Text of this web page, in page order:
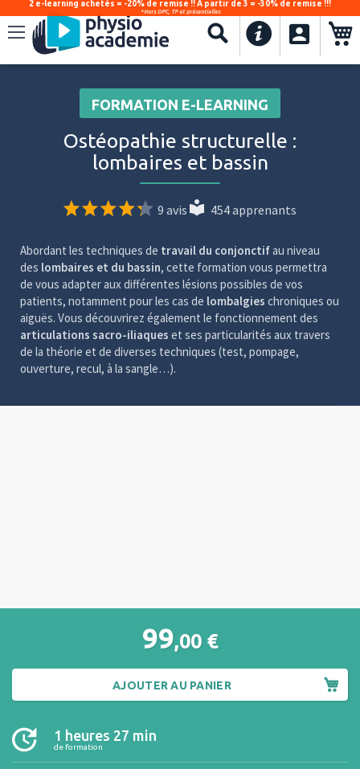
Recherche
2 e-learning achetés = -20% de remise !! À partir de 3 = -30% de remise !!!
*Hors DPC, TP et présentielles
.
FORMATION E-LEARNING
Ostéopathie structurelle :
lombaires et bassin
9 avis 454 apprenants
Abordant les techniques de travail du conjonctifau niveau
des lombaires et du bassin, cette formation vous permettra
de vous adapter aux différentes lésions possibles de vos
patients, notamment pour les cas de lombalgies chroniques ou
aiguës. Vous découvrirez également le fonctionnement des
articulations sacro-iliaques et ses particularités aux travers
de la théorie et de diverses techniques (test, pompage,
ouverture, recul, à la sangle…).
1 heures 27 min
de formation
99,00 €
AJOUTER AU PANIER